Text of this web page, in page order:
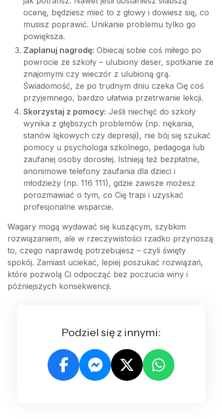
ocenę, będziesz mieć to z głowy i dowiesz się, co
musisz poprawić. Unikanie problemu tylko go
powiększa.
Zaplanuj nagrodę: Obiecaj sobie coś miłego po
powrocie ze szkoły – ulubiony deser, spotkanie ze
znajomymi czy wieczór z ulubioną grą.
Świadomość, że po trudnym dniu czeka Cię coś
przyjemnego, bardzo ułatwia przetrwanie lekcji.
Skorzystaj z pomocy: Jeśli niechęć do szkoły
wynika z głębszych problemów (np. nękania,
stanów lękowych czy depresji), nie bój się szukać
pomocy u psychologa szkolnego, pedagoga lub
zaufanej osoby dorosłej. Istnieją też bezpłatne,
anonimowe telefony zaufania dla dzieci i
młodzieży (np. 116 111), gdzie zawsze możesz
porozmawiać o tym, co Cię trapi i uzyskać
profesjonalne wsparcie.
Wagary mogą wydawać się kuszącym, szybkim
rozwiązaniem, ale w rzeczywistości rzadko przynoszą
to, czego naprawdę potrzebujesz – czyli święty
spokój. Zamiast uciekać, lepiej poszukać rozwiązań,
które pozwolą Ci odpocząć bez poczucia winy i
późniejszych konsekwencji.
Podziel się z innymi: